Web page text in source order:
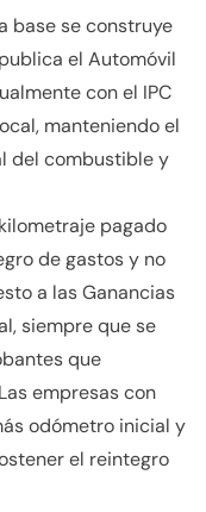
base se construye
el Automóvil
con el IPC
manteniendo el
del combustible y
pagado
de gastos y no
a las Ganancias
siempre que se
que
empresas con
odómetro inicial y
el reintegro